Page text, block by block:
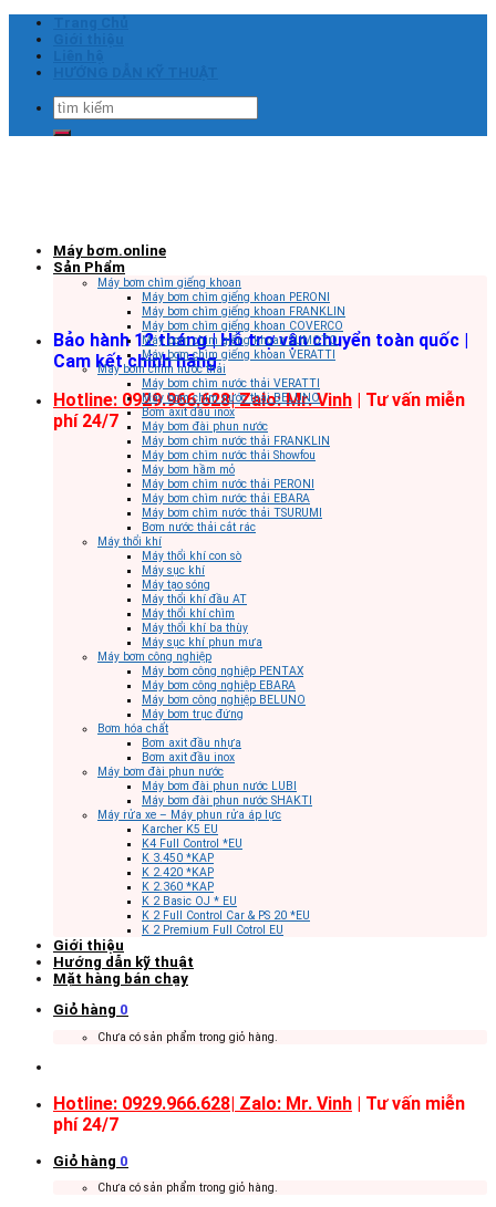
Skip
content
Tìm
kiếm:
Bảo hành 12 tháng | Hỗ trợ vận chuyển toàn quốc |
Cam kết chính hãng
Hotline: 0929.966.628|Zalo: Mr. Vinh | Tư vấn miễn
phí 24/7
Máy bơm.online
Sản Phẩm
Máy bơm chìm giếng khoan
Máy bơm chìm giếng khoan PERONI
Máy bơm chìm giếng khoan FRANKLIN
Máy bơm chìm giếng khoan COVERCO
Máy bơm chìm giếng khoan SUMOTO
Máy bơm chìm giếng khoan VERATTI
Máy bơm chìm nước thải
Máy bơm chìm nước thải VERATTI
Máy bơm chìm nước thải BELUNO
Bơm axit đầu inox
Máy bơm đài phun nước
Máy bơm chìm nước thải FRANKLIN
Máy bơm chìm nước thải Showfou
Máy bơm hầm mỏ
Máy bơm chìm nước thải PERONI
Máy bơm chìm nước thải EBARA
Máy bơm chìm nước thải TSURUMI
Bơm nước thải cắt rác
Máy thổi khí
Máy thổi khí con sò
Máy sục khí
Máy tạo sóng
Máy thổi khí đầu AT
Máy thổi khí chìm
Máy thổi khí ba thùy
Máy sục khí phun mưa
Máy bơm công nghiệp
Máy bơm công nghiệp PENTAX
Máy bơm công nghiệp EBARA
Máy bơm công nghiệp BELUNO
Máy bơm trục đứng
Bơm hóa chất
Bơm axit đầu nhựa
Bơm axit đầu inox
Máy bơm đài phun nước
Máy bơm đài phun nước LUBI
Máy bơm đài phun nước SHAKTI
Máy rửa xe – Máy phun rửa áp lực
Karcher K5 EU
K4 Full Control *EU
K 3.450 *KAP
K 2.420 *KAP
K 2.360 *KAP
K 2 Basic OJ * EU
K 2 Full Control Car & PS 20 *EU
K 2 Premium Full Cotrol EU
Giới thiệu
Hướng dẫn kỹ thuật
Mặt hàng bán chạy
Giỏ hàng 0
Chưa có sản phẩm trong giỏ hàng.
Hotline: 0929.966.628| Zalo: Mr. Vinh | Tư vấn miễn
phí 24/7
Giỏ hàng 0
Chưa có sản phẩm trong giỏ hàng.